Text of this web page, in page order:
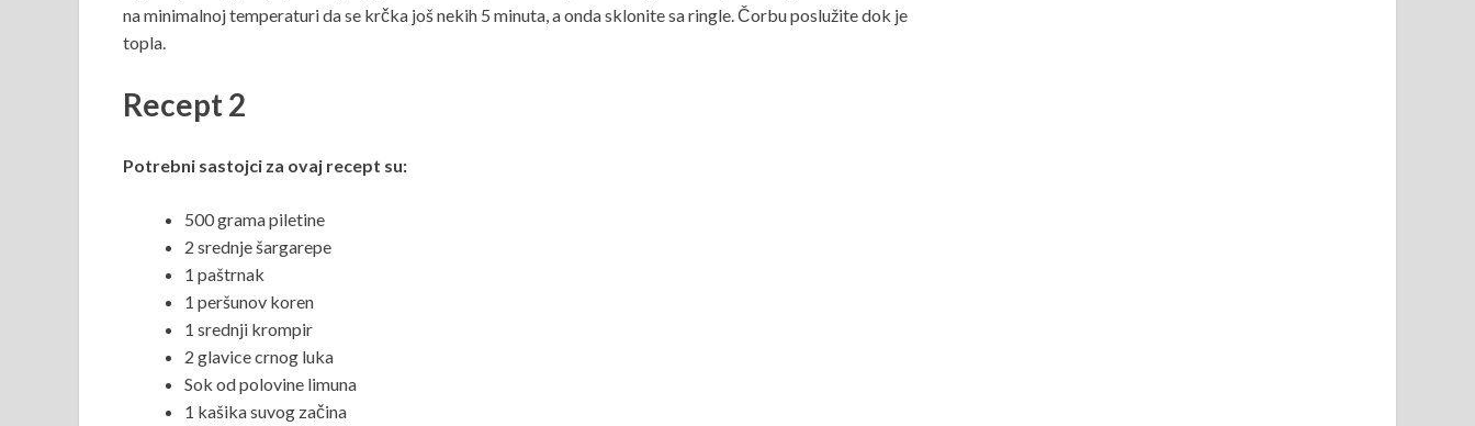
na minimalnoj temperaturi da se krčka još nekih 5 minuta, a onda sklonite sa ringle. Čorbu poslužite dok je
topla.
Recept 2
Potrebni sastojci za ovaj recept su:
500 grama piletine
2 srednje šargarepe
1 paštrnak
1 peršunov koren
1 srednji krompir
2 glavice crnog luka
Sok od polovine limuna
1 kašika suvog začina